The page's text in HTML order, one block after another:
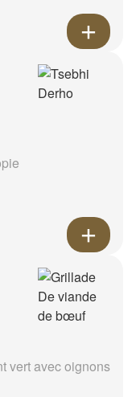
vert avec oignons